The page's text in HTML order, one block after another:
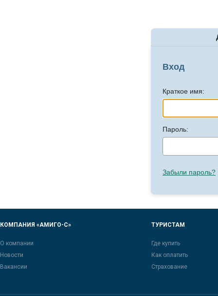
Вход
Краткое имя:
Пароль:
Забыли пароль?
КОМПАНИЯ «АМИГО-С»
О компании
Новости
Вакансии
ТУРИСТАМ
Где купить
Как оплатить
Страхование